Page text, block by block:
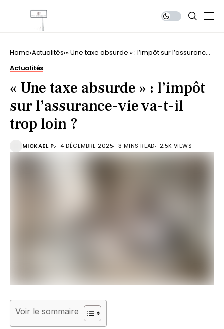
Home Actualités « Une taxe absurde » : l’impôt sur l’assurance-
Actualités
« Une taxe absurde » : l’impôt
sur l’assurance-vie va-t-il
trop loin ?
MICKAEL P. 4 DÉCEMBRE 2025 3 MINS READ 2.5K VIEWS
Voir le sommaire